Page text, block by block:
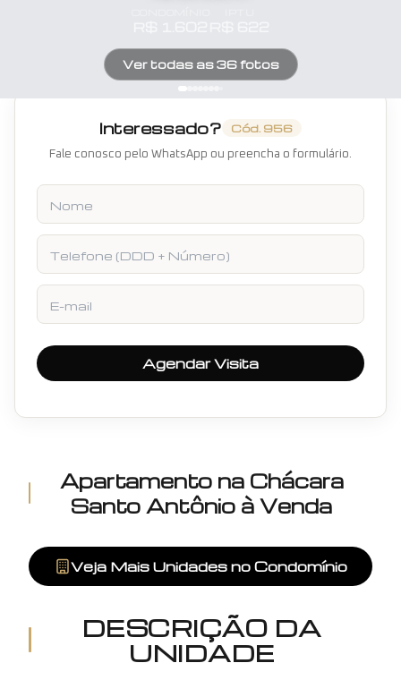
Ver todas as36fotos
Apartamento na Chácara
Santo Antônio à Venda
Veja Mais Unidades no Condomínio
DESCRIÇÃO DA
UNIDADE
Interessado? Cód. 956
Fale conosco pelo WhatsApp ou preencha o formulário.
Nome
Telefone
E-mail
Agendar Visita